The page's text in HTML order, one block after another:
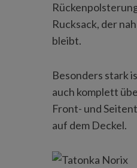
Rucksack, der
bleibt.
Besonders stark
auch komplett
Front- und
auf dem Deckel.
c
h
: